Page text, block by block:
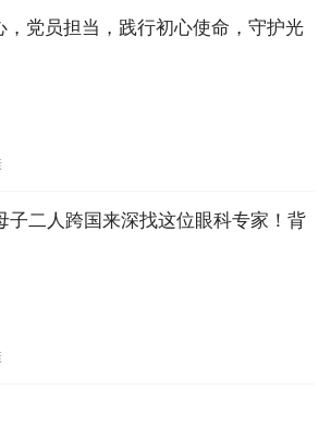
，党员担当，践行初心使命，守护光
子二人跨国来深找这位眼科专家！背